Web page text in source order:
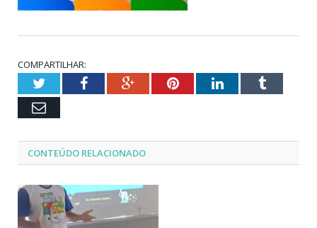
COMPARTILHAR:
TwitterFacebookGoogle+PinterestLinkedInTumblr
Email
CONTEÚDO RELACIONADO